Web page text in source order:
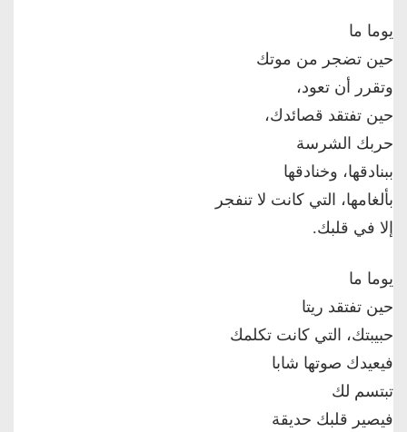
يوما ما
حين تضجر من موتك
وتقرر أن تعود،
حين تفتقد قصائدك،
حربك الشرسة
ببنادقها، وخنادقها
بألغامها، التي كانت لا تنفجر
إلا في قلبك.
يوما ما
حين تفتقد ريتا
حبيبتك، التي كانت تكلمك
فيعيدك صوتها شابا
تبتسم لك
فيصير قلبك حديقة